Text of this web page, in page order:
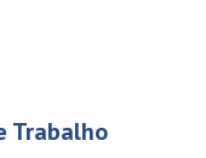
Trabalho